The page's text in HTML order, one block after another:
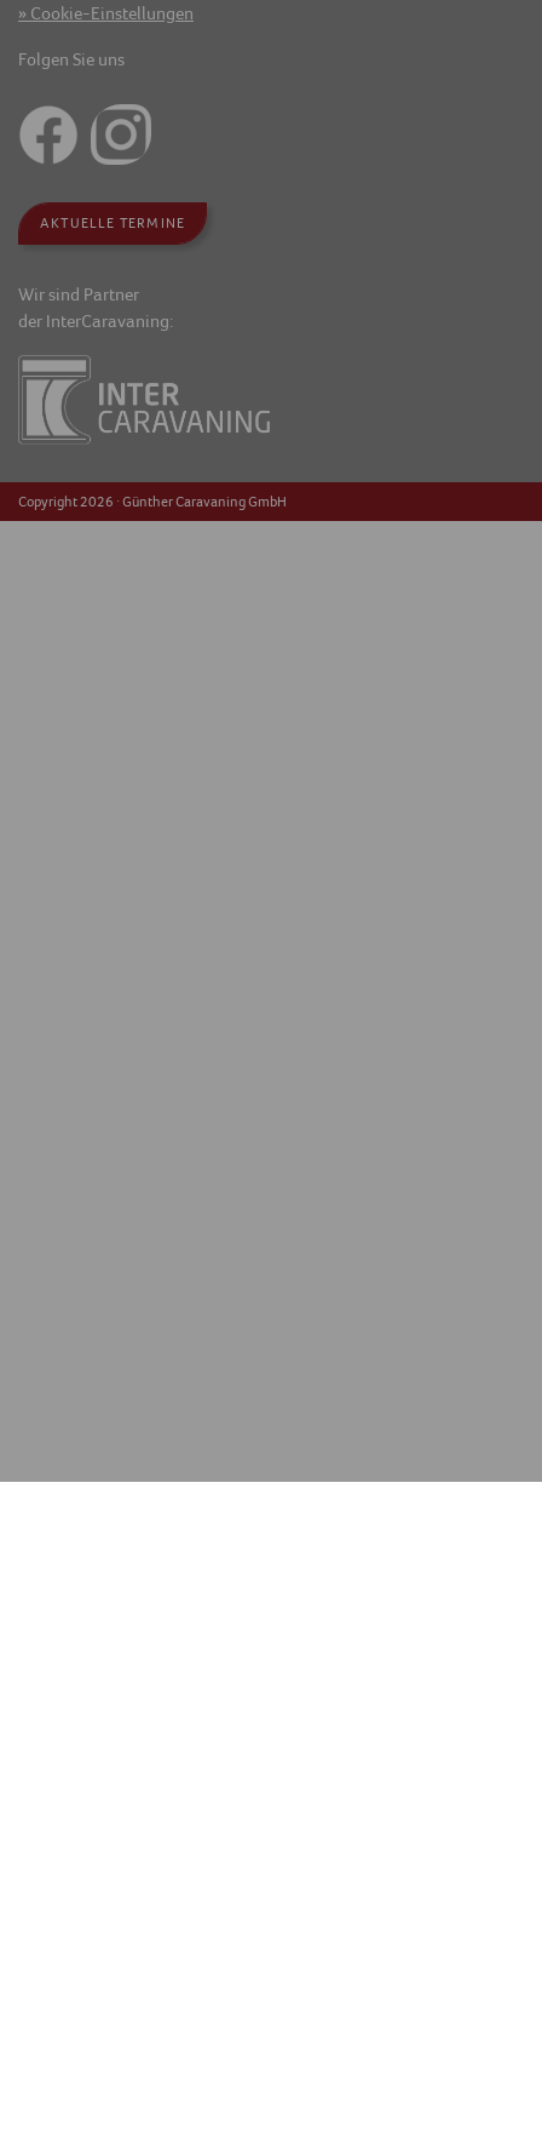
Cookie-Einstellungen
Folgen Sie uns
AKTUELLE TERMINE
Wir sind Partner
der InterCaravaning:
Copyright 2026 · Günther Caravaning GmbH